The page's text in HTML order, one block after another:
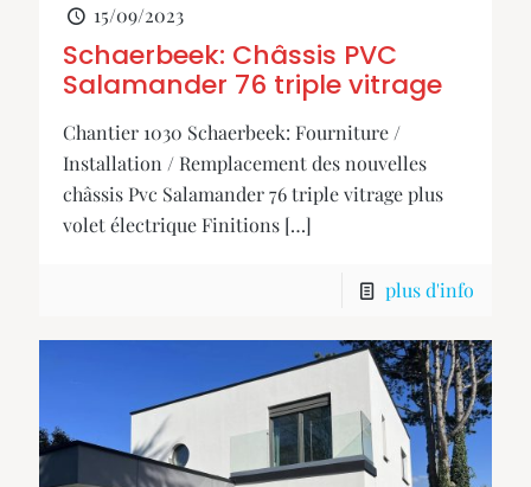
15/09/2023
Schaerbeek: Châssis PVC
Salamander 76 triple vitrage
Chantier 1030 Schaerbeek: Fourniture /
Installation / Remplacement des nouvelles
châssis Pvc Salamander 76 triple vitrage plus
volet électrique Finitions […]
plus d'info